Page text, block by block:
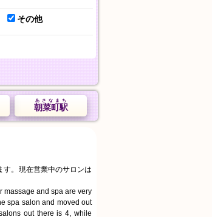
その他
朝菜町駅
あさなまち
す。現在営業中のサロンは
massage and spa are very
spa salon and moved out
out there is 4, while